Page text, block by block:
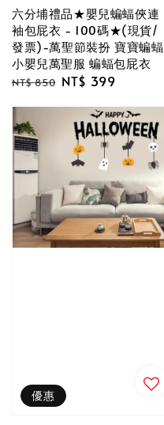
六分埔禮品★嬰兒蝙蝠俠連
袖包屁衣 - 100碼★(現貨/
發票)-萬聖節裝扮 寶寶蝙蝠
小嬰兒萬聖服 蝙蝠包屁衣
Regular
NT$ 850 Sale
NT$ 399
優惠